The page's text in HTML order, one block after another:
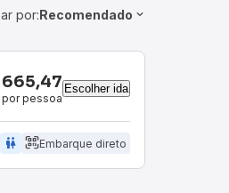
por:Recomendado
665,47
por pessoa
Escolher ida
wc Embarque direto